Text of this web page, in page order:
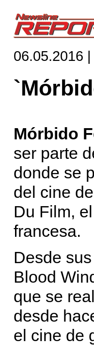
06.05.2016
Mórbido
ser parte
donde se
del cine
Du Film,
francesa.
Desde
Blood
que se
desde
el cine de